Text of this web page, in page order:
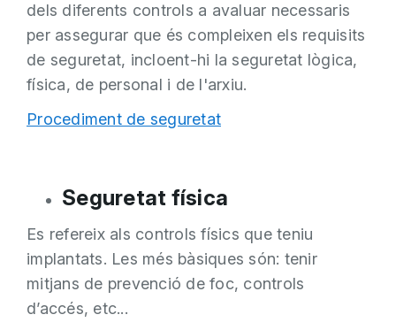
dels diferents controls a avaluar necessaris
per assegurar que és compleixen els requisits
de seguretat, incloent-hi la seguretat lògica,
física, de personal i de l'arxiu.
Procediment de seguretat
Seguretat física
Es refereix als controls físics que teniu
implantats. Les més bàsiques són: tenir
mitjans de prevenció de foc, controls
d’accés, etc...